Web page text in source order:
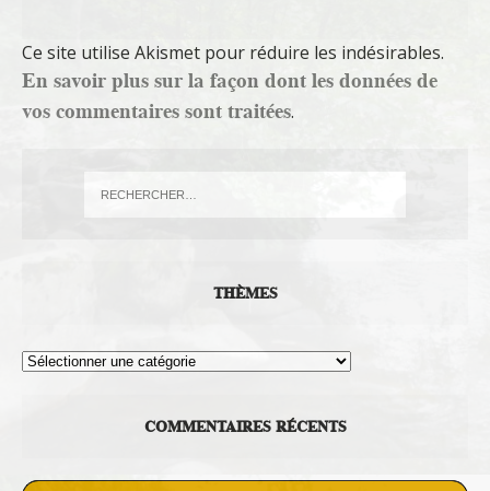
Ce site utilise Akismet pour réduire les indésirables.
En savoir plus sur la façon dont les données de
vos commentaires sont traitées.
THÈMES
Thèmes
COMMENTAIRES RÉCENTS